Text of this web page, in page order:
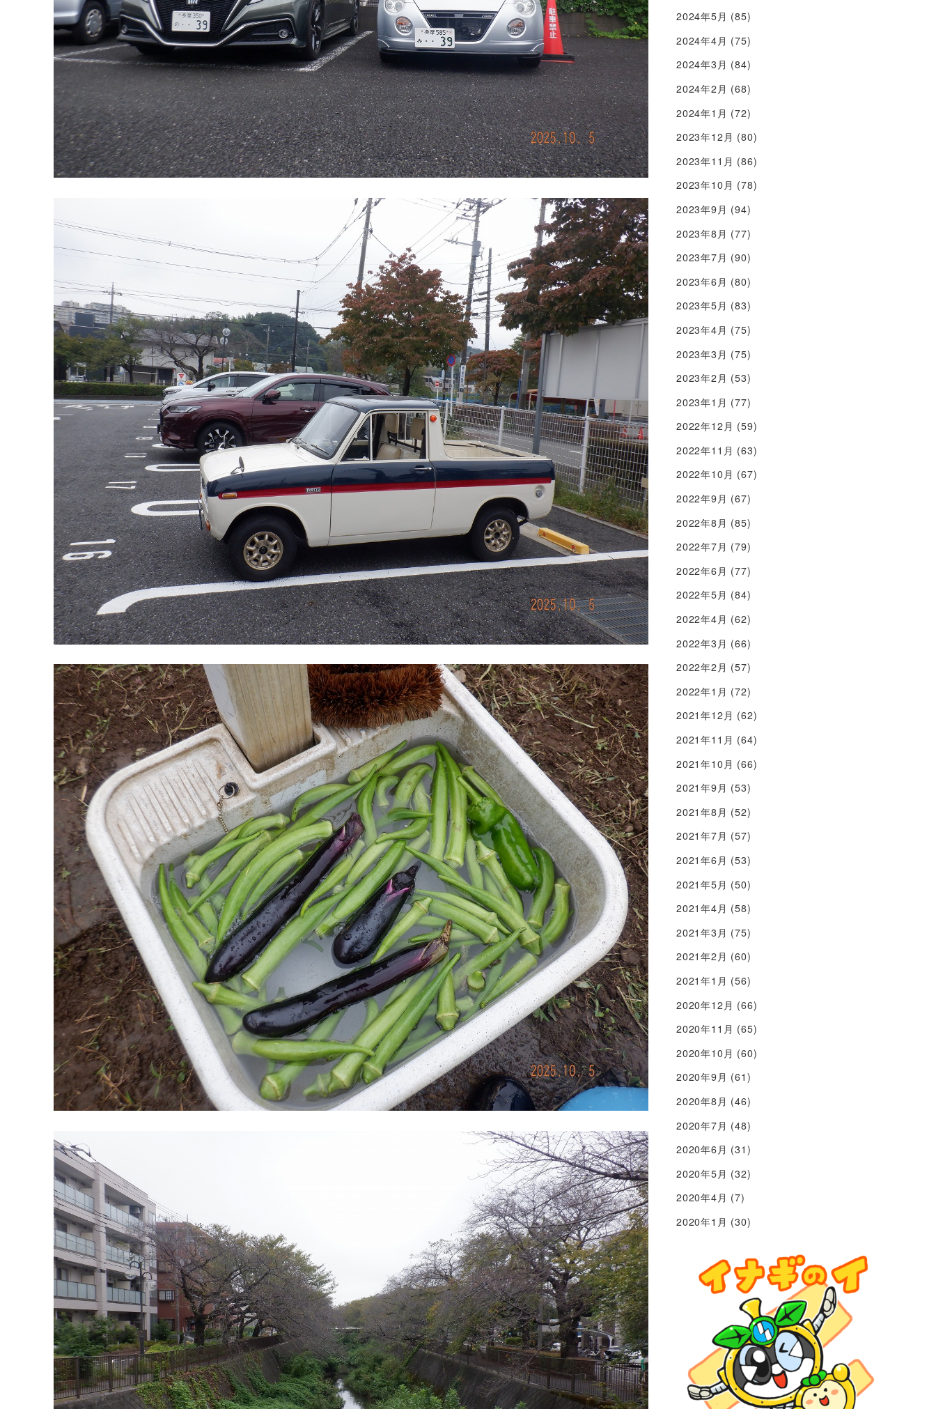
2024年5月 (85)
2024年4月 (75)
2024年3月 (84)
2024年2月 (68)
2024年1月 (72)
2023年12月 (80)
2023年11月 (86)
2023年10月 (78)
2023年9月 (94)
2023年8月 (77)
2023年7月 (90)
2023年6月 (80)
2023年5月 (83)
2023年4月 (75)
2023年3月 (75)
2023年2月 (53)
2023年1月 (77)
2022年12月 (59)
2022年11月 (63)
2022年10月 (67)
2022年9月 (67)
2022年8月 (85)
2022年7月 (79)
2022年6月 (77)
2022年5月 (84)
2022年4月 (62)
2022年3月 (66)
2022年2月 (57)
2022年1月 (72)
2021年12月 (62)
2021年11月 (64)
2021年10月 (66)
2021年9月 (53)
2021年8月 (52)
2021年7月 (57)
2021年6月 (53)
2021年5月 (50)
2021年4月 (58)
2021年3月 (75)
2021年2月 (60)
2021年1月 (56)
2020年12月 (66)
2020年11月 (65)
2020年10月 (60)
2020年9月 (61)
2020年8月 (46)
2020年7月 (48)
2020年6月 (31)
2020年5月 (32)
2020年4月 (7)
2020年1月 (30)